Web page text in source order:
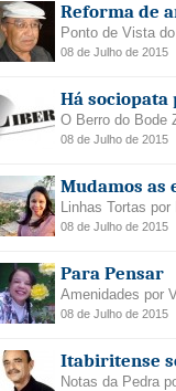
Reforma de
Ponto de Vista
08 de Julho de 2015
Há sociopata
O Berro do Bode
08 de Julho de 2015
Mudamos as
Linhas Tortas
08 de Julho de 2015
Para Pensar
Amenidades por
08 de Julho de 2015
Itabiritense
Notas da Pedra